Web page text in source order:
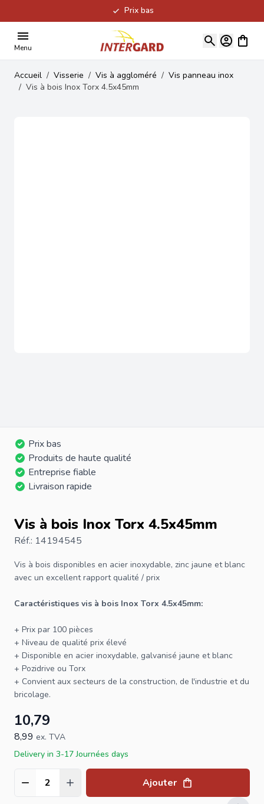
Prix bas
Menu
Voir
Accueil / Visserie / Vis à aggloméré / Vis panneau inox
/ Vis à bois Inox Torx 4.5x45mm
Prix bas
Produits de haute qualité
Entreprise fiable
Livraison rapide
Vis à bois Inox Torx 4.5x45mm
Réf.: 14194545
Vis à bois disponibles en acier inoxydable, zinc jaune et blanc
avec un excellent rapport qualité / prix
Caractéristiques vis à bois Inox Torx 4.5x45mm:
+ Prix par 100 pièces
+ Niveau de qualité prix élevé
+ Disponible en acier inoxydable, galvanisé jaune et blanc
+ Pozidrive ou Torx
+ Convient aux secteurs de la construction, de l'industrie et du
bricolage.
10,79
8,99 ex. TVA
Delivery in 3-17 Journées days
Quantité Ajouter